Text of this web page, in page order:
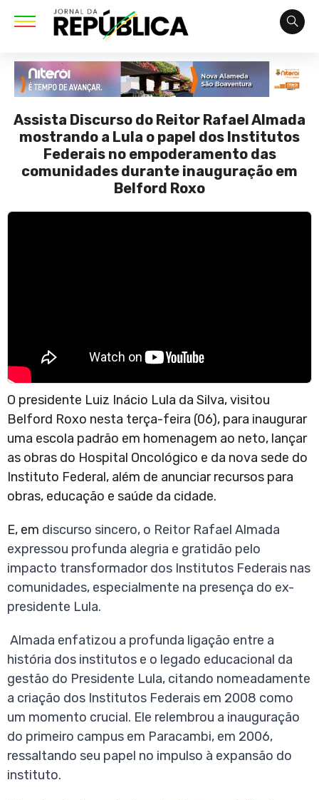
Assista Discurso do Reitor Rafael Almada
mostrando a Lula o papel dos Institutos
Federais no empoderamento das
comunidades durante inauguração em
Belford Roxo
O presidente Luiz Inácio Lula da Silva, visitou
Belford Roxo nesta terça-feira (06), para inaugurar
uma escola padrão em homenagem ao neto, lançar
as obras do Hospital Oncológico e da nova sede do
Instituto Federal, além de anunciar recursos para
obras, educação e saúde da cidade.
E, em discurso sincero, o Reitor Rafael Almada
expressou profunda alegria e gratidão pelo
impacto transformador dos Institutos Federais nas
comunidades, especialmente na presença do ex-
presidente Lula.
Almada enfatizou a profunda ligação entre a
história dos institutos e o legado educacional da
gestão do Presidente Lula, citando nomeadamente
a criação dos Institutos Federais em 2008 como
um momento crucial. Ele relembrou a inauguração
do primeiro campus em Paracambi, em 2006,
ressaltando seu papel no impulso à expansão do
instituto.